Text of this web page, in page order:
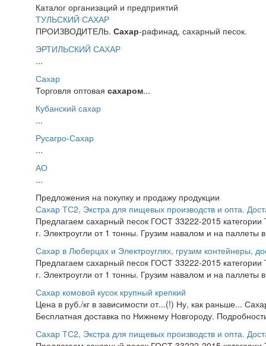
Каталог организаций и предприятий
ТУЛЬСКИЙ САХАР
ПРОИЗВОДИТЕЛЬ. Сахар-рафинад, сахарный песок.
ЭРТИЛЬСКИЙ САХАР
...
Сахар
Торговля оптовая сахаром...
Кубанский сахар
...
Русагро-Сахар
...
АО
...
Предложения на покупку и продажу продукции
Сахар ТС2, Экстра для пищевых производств и опта.
Предлагаем сахарный песок ГОСТ 33222-2015
г. Электроугли от 1 тонны. Грузим навалом и на паллеты
Сахар в Люберцах и Электроуглях, грузим контейнеры,
Предлагаем сахарный песок ГОСТ 33222-2015
г. Электроугли от 1 тонны. Грузим навалом и на паллеты
Сахар комовой кусок крупный крепкий
Цена в руб./кг в зависимости от...(!) Ну, как раньше...
Бесплатная доставка по Нижнему Новгороду.
Сахар ТС2, Экстра для пищевых производств и опта.